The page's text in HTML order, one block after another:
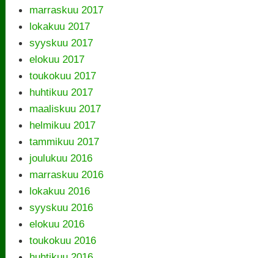
marraskuu 2017
lokakuu 2017
syyskuu 2017
elokuu 2017
toukokuu 2017
huhtikuu 2017
maaliskuu 2017
helmikuu 2017
tammikuu 2017
joulukuu 2016
marraskuu 2016
lokakuu 2016
syyskuu 2016
elokuu 2016
toukokuu 2016